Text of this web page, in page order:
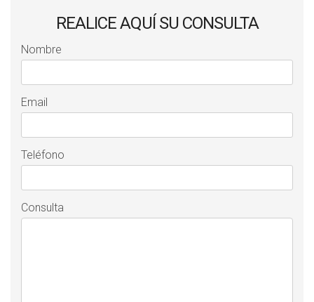
REALICE AQUÍ SU CONSULTA
Nombre
Email
Teléfono
Consulta